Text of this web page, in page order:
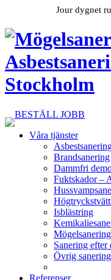
Jour dygnet
BESTÄLL JOBB
Våra tjänster
Brandsanering
Dammfri
Fuktskador –
Isblästring
Mögelsanering
Sanering efter
Övrig sanering
Referenser